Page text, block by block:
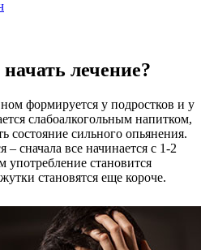
лечение?
формируется у подростков и у
слабоалкогольным напитком,
состояние сильного опьянения.
– сначала все начинается с 1-2
употребление становится
становятся еще короче.